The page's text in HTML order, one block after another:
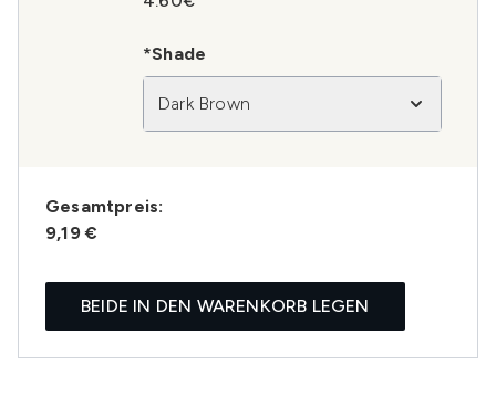
*Shade
Dark Brown
Gesamtpreis:
9,19 €
BEIDE IN DEN WARENKORB LEGEN